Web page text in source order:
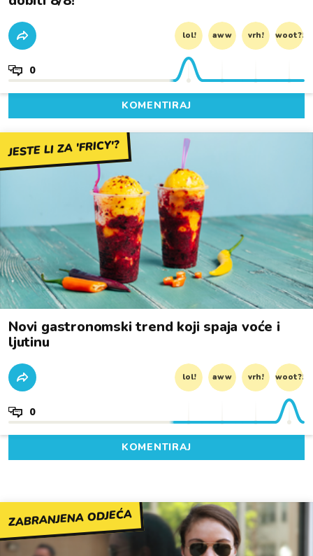
lol! aww vrh! woot?!
0
KOMENTIRAJ
JESTE LI ZA 'FRICY'?
Novi gastronomski trend koji spaja voće i
ljutinu
lol! aww vrh! woot?!
0
KOMENTIRAJ
ZABRANJENA ODJEĆA